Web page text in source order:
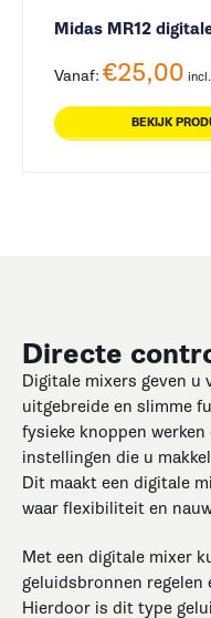
Midas MR12
Vanaf: €25,00
BEKIJK
Directe
Digitale mixers geven u
uitgebreide en slimme
fysieke knoppen
instellingen die u
Dit maakt een digitale
waar flexibiliteit en
Met een digitale mixer
geluidsbronnen
Hierdoor is dit type